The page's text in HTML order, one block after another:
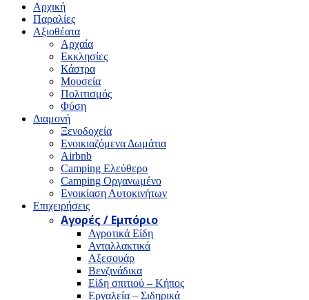
Αρχική
Παραλίες
Αξιοθέατα
Αρχαία
Εκκλησίες
Κάστρα
Μουσεία
Πολιτισμός
Φύση
Διαμονή
Ξενοδοχεία
Ενοικιαζόμενα Δωμάτια
Airbnb
Camping Ελεύθερο
Camping Οργανωμένο
Ενοικίαση Αυτοκινήτων
Επιχειρήσεις
Αγορές / Εμπόριο
Αγροτικά Είδη
Ανταλλακτικά
Αξεσουάρ
Βενζινάδικα
Είδη σπιτιού – Κήπος
Εργαλεία – Σιδηρικά